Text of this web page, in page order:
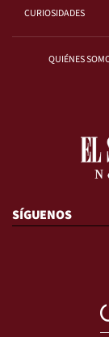
CURIOSIDADES
QUIÉNES
SÍGUENOS